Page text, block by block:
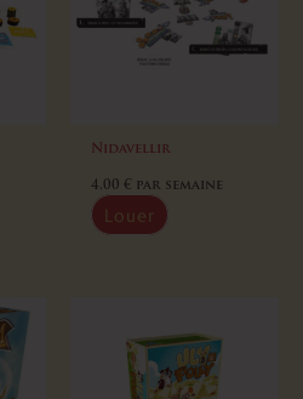
Nidavellir
4,00 € par semaine
Louer